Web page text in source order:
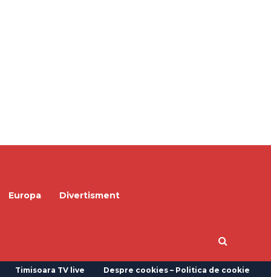
Europa Divertisment
Timisoara TV live Despre cookies – Politica de cookie